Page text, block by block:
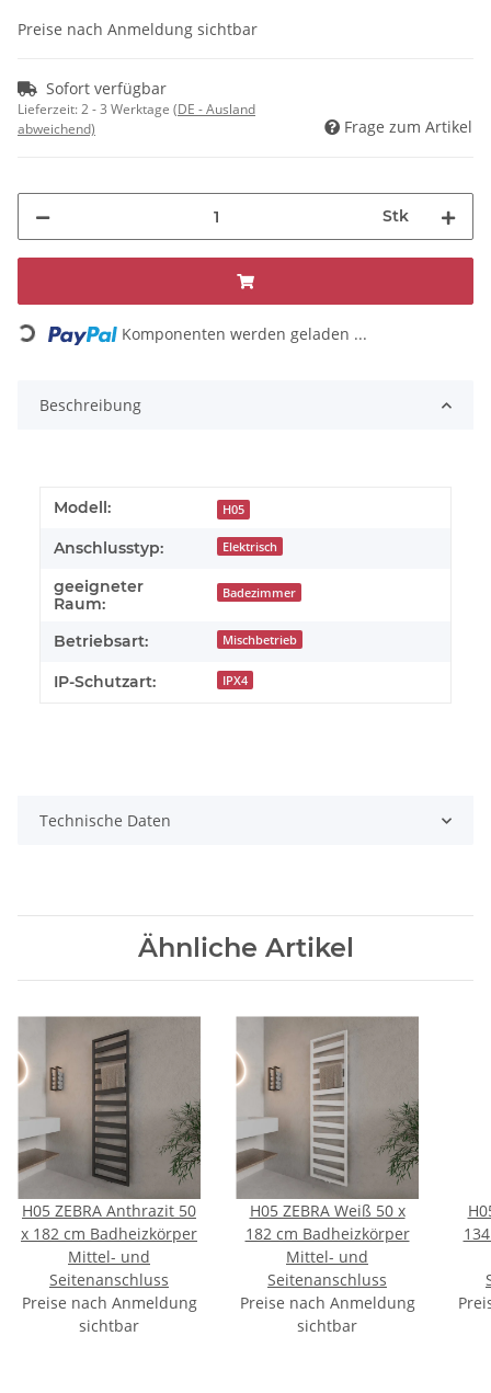
Preise nach Anmeldung sichtbar
Sofort verfügbar
Lieferzeit:2 - 3 Werktage (DE - Ausland
abweichend)
Frage zum Artikel
Stk
Loading... Komponenten werden geladen ...
Beschreibung
Modell: H05
Anschlusstyp: Elektrisch
geeigneter
Raum:
Badezimmer
Betriebsart: Mischbetrieb
IP-Schutzart: IPX4
Technische Daten
Ähnliche Artikel
H05 ZEBRA Anthrazit 50
x 182 cm Badheizkörper
Mittel- und
Seitenanschluss
Preise nach Anmeldung
sichtbar
H05 ZEBRA Weiß 50 x
182 cm Badheizkörper
Mittel- und
Seitenanschluss
Preise nach Anmeldung
sichtbar